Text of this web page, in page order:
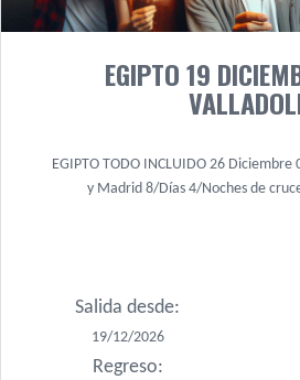
EGIPTO 19
EGIPTO TODO INCLUIDO 26
y Madrid 8/Días 4/Noches de
Salida desde:
19/12/2026
Regreso: